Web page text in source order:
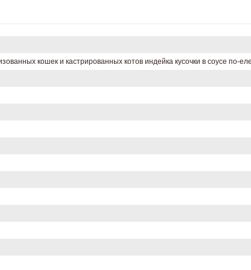
кошек и кастрированных котов индейка кусочки в соусе по-